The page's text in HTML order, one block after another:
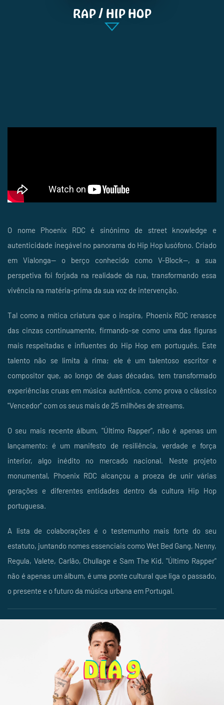
RAP / HIP HOP
O nome Phoenix RDC é sinónimo de street knowledge e
autenticidade inegável no panorama do Hip Hop lusófono. Criado
em Vialonga— o berço conhecido como V-Block—, a sua
perspetiva foi forjada na realidade da rua, transformando essa
vivência na matéria-prima da sua voz de intervenção.
Tal como a mítica criatura que o inspira, Phoenix RDC renasce
das cinzas continuamente, firmando-se como uma das figuras
mais respeitadas e influentes do Hip Hop em português. Este
talento não se limita à rima; ele é um talentoso escritor e
compositor que, ao longo de duas décadas, tem transformado
experiências cruas em música autêntica, como prova o clássico
"Vencedor" com os seus mais de 25 milhões de streams.
O seu mais recente álbum, "Último Rapper", não é apenas um
lançamento: é um manifesto de resiliência, verdade e força
interior, algo inédito no mercado nacional. Neste projeto
monumental, Phoenix RDC alcançou a proeza de unir várias
gerações e diferentes entidades dentro da cultura Hip Hop
portuguesa.
A lista de colaborações é o testemunho mais forte do seu
estatuto, juntando nomes essenciais como Wet Bed Gang, Nenny,
Regula, Valete, Carlão, Chullage e Sam The Kid. "Último Rapper"
não é apenas um álbum, é uma ponte cultural que liga o passado,
o presente e o futuro da música urbana em Portugal.
DIA 9